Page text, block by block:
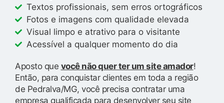
Textos profissionais, sem erros ortográficos
Fotos e imagens com qualidade elevada
Visual limpo e atrativo para o visitante
Acessível a qualquer momento do dia
Aposto que você não quer ter um site amador!
Então, para conquistar clientes em toda a região
de Pedralva/MG, você precisa contratar uma
empresa qualificada para desenvolver seu site